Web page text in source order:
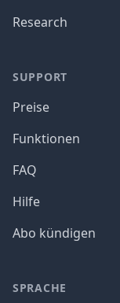
Research
SUPPORT
Preise
Funktionen
FAQ
Hilfe
Abo kündigen
SPRACHE